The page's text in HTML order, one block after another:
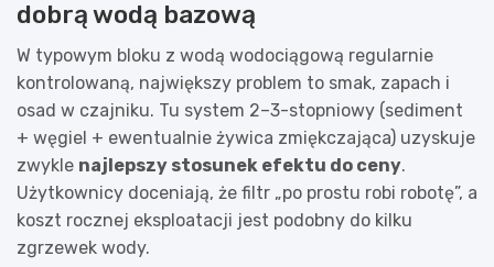
dobrą wodą bazową
W typowym bloku z wodą wodociągową regularnie
kontrolowaną, największy problem to smak, zapach i
osad w czajniku. Tu system 2–3-stopniowy (sediment
+ węgiel + ewentualnie żywica zmiękczająca) uzyskuje
zwykle najlepszy stosunek efektu do ceny.
Użytkownicy doceniają, że filtr „po prostu robi robotę”, a
koszt rocznej eksploatacji jest podobny do kilku
zgrzewek wody.